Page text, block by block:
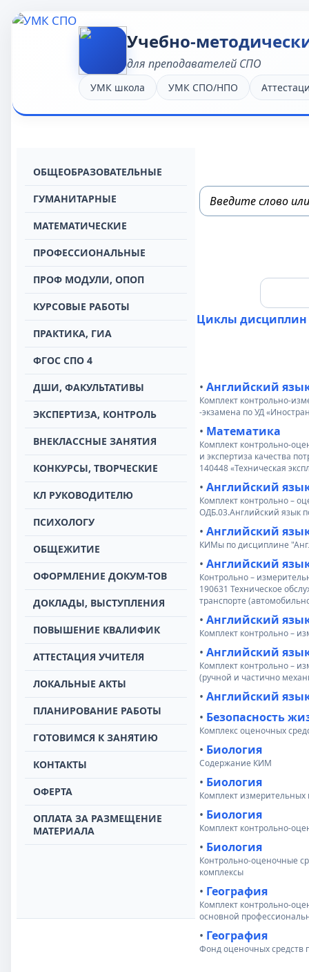
Учебно-
для преподавателей СПО
УМК школа УМК СПО/НПО
OБЩЕОБРАЗОВАТЕЛЬНЫЕ
ГУМАНИТАРНЫЕ
МАТЕМАТИЧЕСКИЕ
ПРОФЕССИОНАЛЬНЫЕ
ПРОФ МОДУЛИ, ОПОП
КУРСОВЫЕ РАБОТЫ
ПРАКТИКА, ГИА
ФГОС СПО 4
ДШИ, ФАКУЛЬТАТИВЫ
ЭКСПЕРТИЗА, КОНТРОЛЬ
ВНЕКЛАССНЫЕ ЗАНЯТИЯ
КОНКУРСЫ, ТВОРЧЕСКИЕ
КЛ РУКОВОДИТЕЛЮ
ПСИХОЛОГУ
ОБЩЕЖИТИЕ
ОФОРМЛЕНИЕ ДОКУМ-ТОВ
ДОКЛАДЫ, ВЫСТУПЛЕНИЯ
ПОВЫШЕНИЕ КВАЛИФИК
АТТЕСТАЦИЯ УЧИТЕЛЯ
ЛОКАЛЬНЫЕ АКТЫ
ПЛАНИРОВАНИЕ РАБОТЫ
ГОТОВИМСЯ К ЗАНЯТИЮ
КОНТАКТЫ
ОФЕРТА
ОПЛАТА ЗА РАЗМЕЩЕНИЕ
МАТЕРИАЛА
Циклы дисциплин
• Aнглийский
Комплект контрольно-
-экзамена по УД
• Mатематика
Комплект контрольно-
и экспертиза качества
140448 «Техническая
• Английский
Комплект контрольно –
ОДБ.03.Английский язык
• Английский
КИМы по дисциплине
• Английский
Контрольно –
190631 Техническое
транспорте
• Английский
Комплект контрольно –
• Английский
Комплект контрольно –
(ручной и частично
• Английский
• Безопасность
Комплекс оценочных
• Биология
Содержание КИМ
• Биология
Комплект измерительных
• Биология
Комплект контрольно-
• Биология
Контрольно-оценочные
комплексы
• Геогрaфия
Комплект контрольно-
основной
• География
Фонд оценочных средств